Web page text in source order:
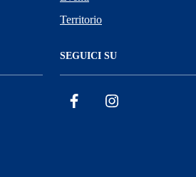
Territorio
SEGUICI SU
Facebook